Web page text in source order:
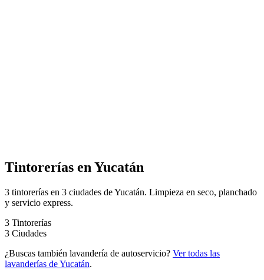
Tintorerías en Yucatán
3 tintorerías en 3 ciudades de Yucatán. Limpieza en seco, planchado
y servicio express.
3 Tintorerías
3 Ciudades
¿Buscas también lavandería de autoservicio? Ver todas las
lavanderías de Yucatán.